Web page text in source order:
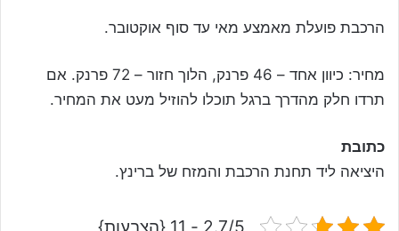
הרכבת פועלת מאמצע מאי עד סוף אוקטובר.
מחיר: כיוון אחד – 46 פרנק, הלוך חזור – 72 פרנק. אם
תרדו חלק מהדרך ברגל תוכלו להוזיל מעט את המחיר.
כתובת
היציאה ליד תחנת הרכבת והמזח של ברינץ.
2.7/5 - 11 {הצבעות}